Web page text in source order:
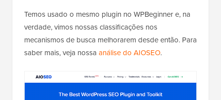
Temos usado o mesmo plugin no WPBeginner e, na
verdade, vimos nossas classificações nos
mecanismos de busca melhorarem desde então. Para
saber mais, veja nossa análise do AIOSEO.